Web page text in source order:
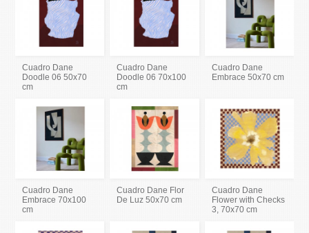
Cuadro Dane
Doodle 06 50x70
cm
Cuadro Dane
Doodle 06 70x100
cm
Cuadro Dane
Embrace 50x70 cm
Cuadro Dane
Embrace 70x100
cm
Cuadro Dane Flor
De Luz 50x70 cm
Cuadro Dane
Flower with Checks
3, 70x70 cm